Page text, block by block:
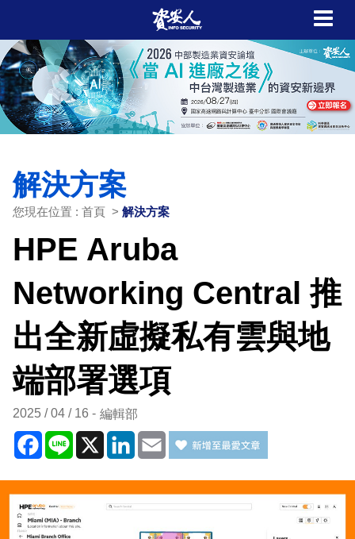
解決方案
您現在位置 : 首頁 > 解決方案
HPE Aruba
Networking Central 推
出全新虛擬私有雲與地
端部署選項
2025 / 04 / 16 編輯部
Facebook
Line X LinkedIn
Email